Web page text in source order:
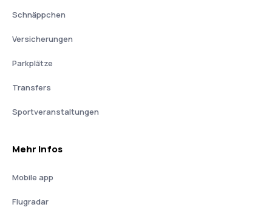
Schnäppchen
Versicherungen
Parkplätze
Transfers
Sportveranstaltungen
Mehr Infos
Mobile app
Flugradar